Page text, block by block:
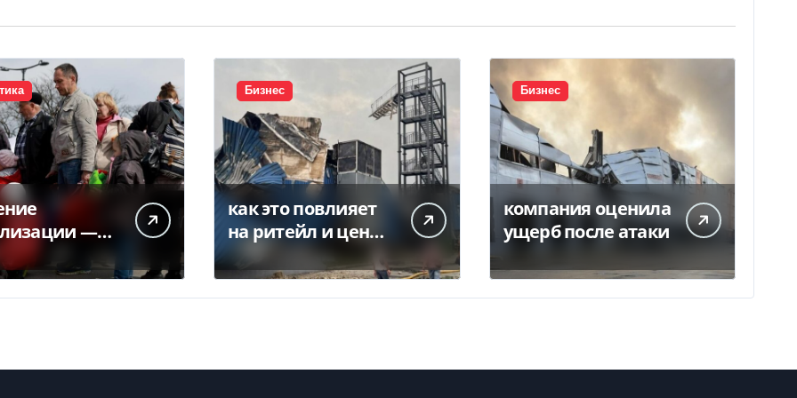
—
украинцев
право на
Бизнес
как это повлияет
на ритейл и цены
— Delo.ua
Бизнес
компания оценила
ущерб после атаки